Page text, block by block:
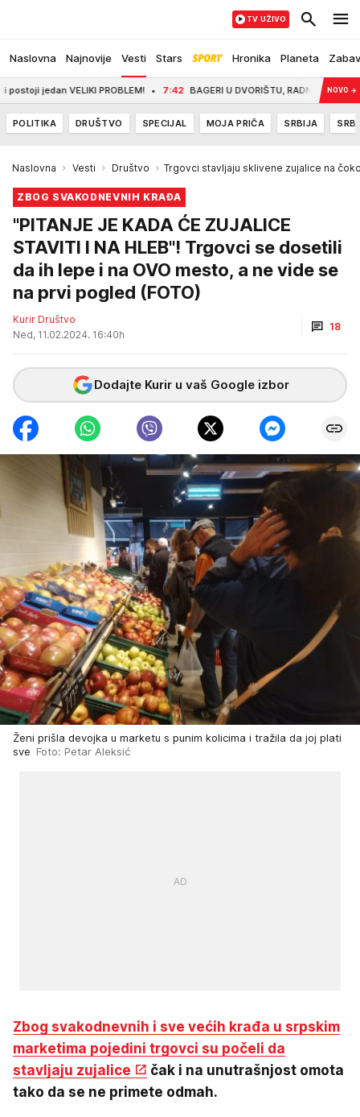
Naslovna Najnovije Vesti Stars Hronika Planeta
TV UŽIVO
VELIKI PROBLEM! 7:42 BAGERI U DVORIŠTU, RADNICI NA PLUS 40 NOVO →
POLITIKA DRUŠTVO SPECIJAL MOJA PRIČA SRBIJA
Naslovna Vesti Društvo Trgovci stavljaju sklivene zujalice na
ZBOG SVAKODNEVNIH KRAĐA
"PITANJE JE KADA ĆE ZUJALICE
STAVITI I NA HLEB"! Trgovci se dosetili
da ih lepe i na OVO mesto, a ne vide se
na prvi pogled (FOTO)
Kurir Društvo
Ned, 11.02.2024. 16:40h
18
Dodajte Kurir u vaš Google izbor
Ženi prišla devojka u marketu s punim kolicima i tražila da joj plati
sve Foto: Petar Aleksić
Zbog svakodnevnih i sve većih krađa u srpskim
marketima pojedini trgovci su počeli da
stavljaju zujalice
čak i na unutrašnjost omota
tako da se ne primete odmah.